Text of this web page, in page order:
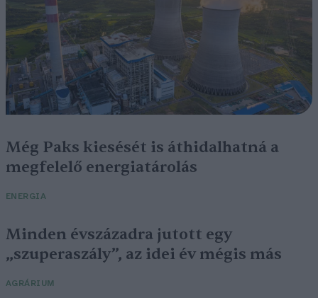
Még Paks kiesését is áthidalhatná a
megfelelő energiatárolás
ENERGIA
Minden évszázadra jutott egy
„szuperaszály”, az idei év mégis más
AGRÁRIUM